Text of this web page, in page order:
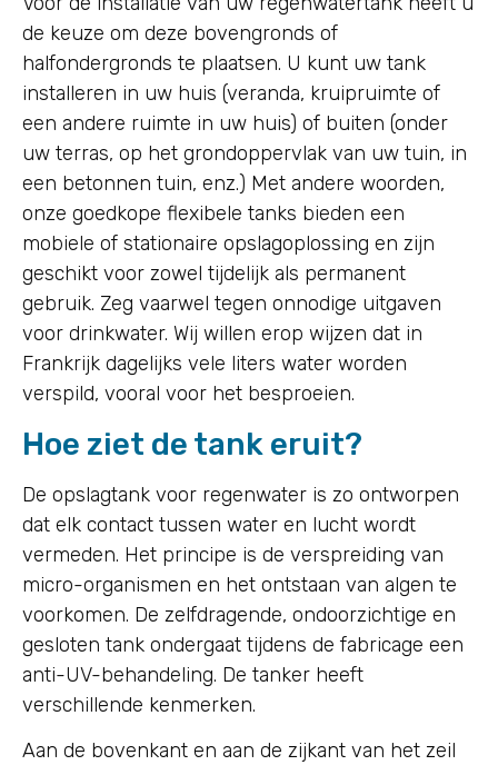
de keuze om deze bovengronds of
halfondergronds te plaatsen. U kunt uw tank
installeren in uw huis (veranda, kruipruimte of
een andere ruimte in uw huis) of buiten (onder
uw terras, op het grondoppervlak van uw tuin, in
een betonnen tuin, enz.) Met andere woorden,
onze goedkope flexibele tanks bieden een
mobiele of stationaire opslagoplossing en zijn
geschikt voor zowel tijdelijk als permanent
gebruik. Zeg vaarwel tegen onnodige uitgaven
voor drinkwater. Wij willen erop wijzen dat in
Frankrijk dagelijks vele liters water worden
verspild, vooral voor het besproeien.
Hoe ziet de tank eruit?
De opslagtank voor regenwater is zo ontworpen
dat elk contact tussen water en lucht wordt
vermeden. Het principe is de verspreiding van
micro-organismen en het ontstaan van algen te
voorkomen. De zelfdragende, ondoorzichtige en
gesloten tank ondergaat tijdens de fabricage een
anti-UV-behandeling. De tanker heeft
verschillende kenmerken.
Aan de bovenkant en aan de zijkant van het zeil